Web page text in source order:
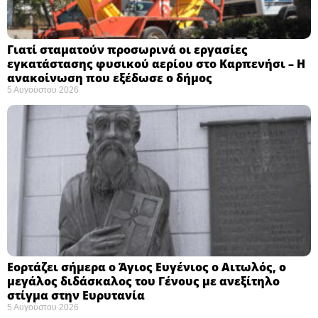
Γιατί σταματούν προσωρινά οι εργασίες
εγκατάστασης φυσικού αερίου στο Καρπενήσι – Η
ανακοίνωση που εξέδωσε ο δήμος
5 Αυγούστου 2026
Εορτάζει σήμερα ο Άγιος Ευγένιος ο Αιτωλός, ο
μεγάλος διδάσκαλος του Γένους με ανεξίτηλο
στίγμα στην Ευρυτανία
5 Αυγούστου 2026